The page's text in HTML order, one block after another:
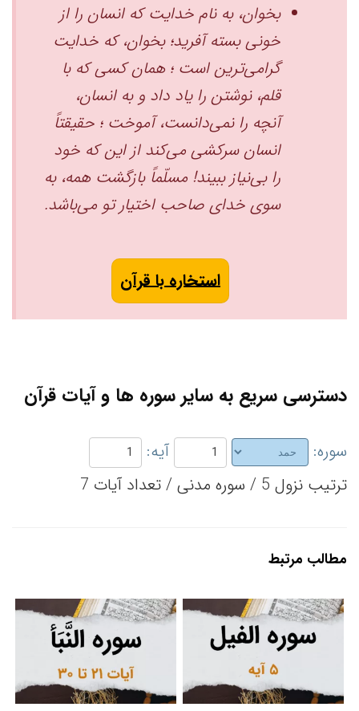
بخوان، به نام خدایت که انسان را از
خونی بسته آفرید؛ بخوان، که خدایت
گرامی‌ترین است ‏؛ همان کسی که با
قلم، نوشتن را یاد داد ‏و به انسان،
آنچه را نمی‌دانست، آموخت ‏؛ حقیقتاً
انسان سرکشی می‌کند ‏از این که خود
را بی‌نیاز ببیند! ‏مسلّماً بازگشت همه، به
سوی خدای صاحب اختیار تو می‌باشد.
استخاره با قرآن
دسترسی سریع به سایر سوره ها و آیات قرآن
سوره:
آیه:
ترتیب نزول 5 / سوره مدنی / تعداد آیات 7
مطالب مرتبط